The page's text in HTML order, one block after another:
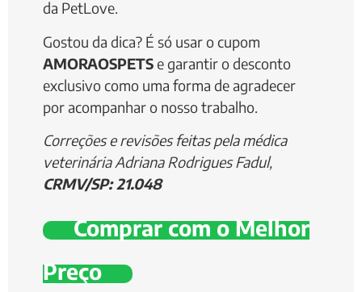
da PetLove.
Gostou da dica? É só usar o cupom
AMORAOSPETSe garantir o desconto
exclusivo como uma forma de agradecer
por acompanhar o nosso trabalho.
Correções e revisões feitas pela médica
veterinária Adriana Rodrigues Fadul,
CRMV/SP: 21.048
Comprar com o Melhor
Preço